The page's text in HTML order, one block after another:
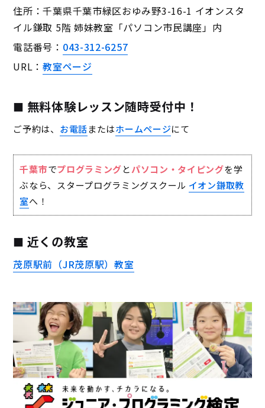
住所：千葉県千葉市緑区おゆみ野3-16-1 イオンスタ
イル鎌取 5階 姉妹教室「パソコン市民講座」内
電話番号： 043-312-6257
URL：教室ページ
無料体験レッスン随時受付中！
ご予約は、 お電話またはホームページにて
千葉市でプログラミングとパソコン・タイピングを学
ぶなら、スタープログラミングスクール イオン鎌取教
室へ！
近くの教室
茂原駅前（JR茂原駅）教室